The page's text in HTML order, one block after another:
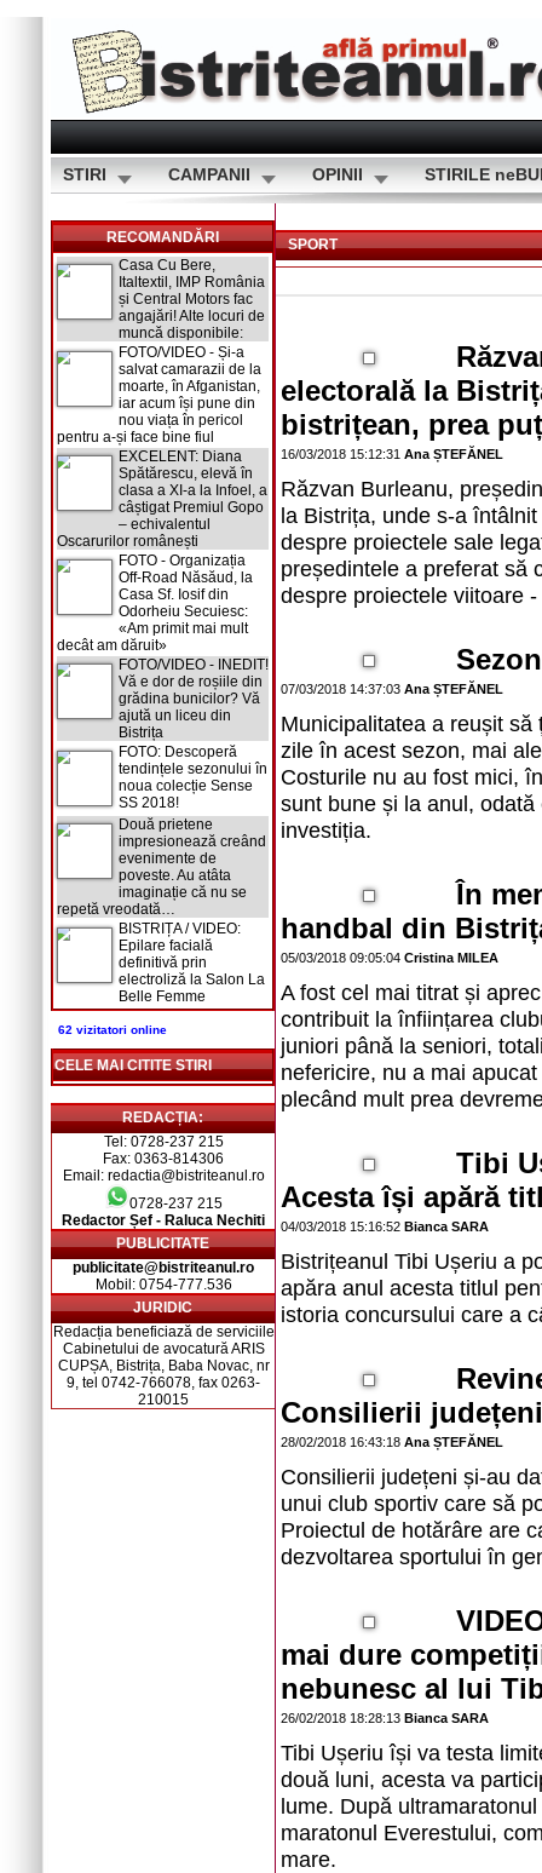
STIRI CAMPANII OPINII STIRILE
RECOMANDĂRI
Casa Cu Bere,
Italtextil, IMP România
și Central Motors fac
angajări! Alte locuri de
muncă disponibile:
FOTO/VIDEO - Și-a
salvat camarazii de la
moarte, în Afganistan,
iar acum își pune din
nou viața în pericol
pentru a-și face bine fiul
EXCELENT: Diana
Spătărescu, elevă în
clasa a XI-a la Infoel, a
câștigat Premiul Gopo
– echivalentul
Oscarurilor românești
FOTO - Organizația
Off-Road Năsăud, la
Casa Sf. Iosif din
Odorheiu Secuiesc:
«Am primit mai mult
decât am dăruit»
FOTO/VIDEO - INEDIT!
Vă e dor de roșiile din
grădina bunicilor? Vă
ajută un liceu din
Bistrița
FOTO: Descoperă
tendințele sezonului în
noua colecție Sense
SS 2018!
Două prietene
impresionează creând
evenimente de
poveste. Au atâta
imaginație că nu se
repetă vreodată…
BISTRIȚA / VIDEO:
Epilare facială
definitivă prin
electroliză la Salon La
Belle Femme
62 vizitatori online
CELE MAI CITITE STIRI
REDACȚIA:
Tel: 0728-237 215
Fax: 0363-814306
Email: redactia@bistriteanul.ro
0728-237 215
Redactor Șef - Raluca Nechiti
PUBLICITATE
publicitate@bistriteanul.ro
Mobil: 0754-777.536
JURIDIC
Redacția beneficiază de serviciile
Cabinetului de avocatură ARIS
CUPȘA, Bistrița, Baba Novac, nr
9, tel 0742-766078, fax 0263-
210015
SPORT
electorală la
bistrițean, prea
16/03/2018 15:12:31 Ana ȘTEFĂNEL
Răzvan Burleanu,
la Bistrița, unde s-a
despre proiectele sale
președintele a preferat să
despre proiectele viitoare
07/03/2018 14:37:03 Ana ȘTEFĂNEL
Municipalitatea a reușit
zile în acest sezon, mai
Costurile nu au fost mici,
sunt bune și la anul,
investiția.
În
handbal din
05/03/2018 09:05:04 Cristina MILEA
A fost cel mai titrat și
contribuit la înființarea
juniori până la seniori,
nefericire, nu a mai
plecând mult prea
Tibi
Acesta își apără
04/03/2018 15:16:52 Bianca SARA
Bistrițeanul Tibi Ușeriu a
apăra anul acesta titlul
istoria concursului care a
Consilierii
28/02/2018 16:43:18 Ana ȘTEFĂNEL
Consilierii județeni și-au
unui club sportiv care să
Proiectul de hotărâre are
dezvoltarea sportului în
mai dure
nebunesc al lui
26/02/2018 18:28:13 Bianca SARA
Tibi Ușeriu își va testa
două luni, acesta va
lume. După
maratonul Everestului,
mare.